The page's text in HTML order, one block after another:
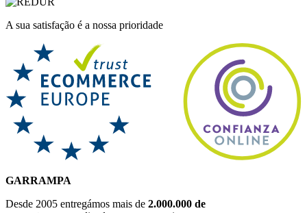
A sua satisfação é a nossa prioridade
GARRAMPA
Desde 2005 entregámos mais de 2.000.000 de